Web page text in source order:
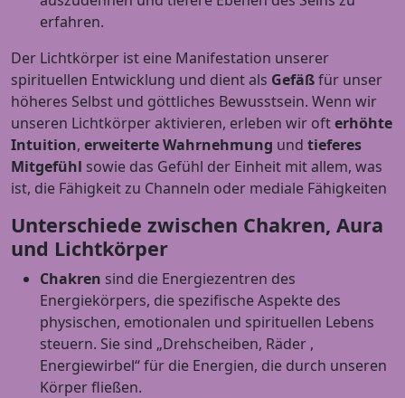
erfahren.
Der Lichtkörper ist eine Manifestation unserer
spirituellen Entwicklung und dient als Gefäßfür unser
höheres Selbst und göttliches Bewusstsein. Wenn wir
unseren Lichtkörper aktivieren, erleben wir ofterhöhte
Intuition, erweiterte Wahrnehmung und tieferes
Mitgefühl sowie das Gefühl der Einheit mit allem, was
ist, die Fähigkeit zu Channeln oder mediale Fähigkeiten
Unterschiede zwischen Chakren, Aura
und Lichtkörper
Chakren sind die Energiezentren des
Energiekörpers, die spezifische Aspekte des
physischen, emotionalen und spirituellen Lebens
steuern. Sie sind „Drehscheiben, Räder ,
Energiewirbel“ für die Energien, die durch unseren
Körper fließen.